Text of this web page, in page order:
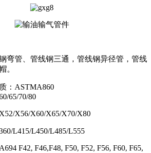
弯管、管线钢三通，管线钢异径管，管线
。
： ASTMA860
65/70/80
X56/X60/X65/X70/X80
L415/L450/L485/L555
F42, F46,F48, F50, F52, F56, F60, F65,